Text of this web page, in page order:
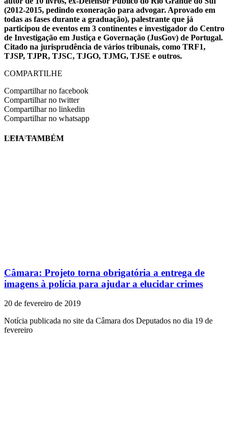
(2012-2015, pedindo exoneração para advogar. Aprovado em
todas as fases durante a graduação), palestrante que já
participou de eventos em 3 continentes e investigador do Centro
de Investigação em Justiça e Governação (JusGov) de Portugal.
Citado na jurisprudência de vários tribunais, como TRF1,
TJSP, TJPR, TJSC, TJGO, TJMG, TJSE e outros.
COMPARTILHE
Compartilhar no facebook
Compartilhar no twitter
Compartilhar no linkedin
Compartilhar no whatsapp
EVINIS TALON
LEIA TAMBÉM
Câmara: Projeto torna obrigatória a entrega de
imagens à polícia para ajudar a elucidar crimes
20 de fevereiro de 2019
Notícia publicada no site da Câmara dos Deputados no dia 19 de
fevereiro